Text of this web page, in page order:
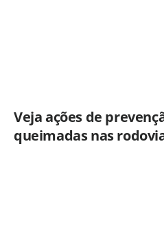
Veja ações de
queimadas nas